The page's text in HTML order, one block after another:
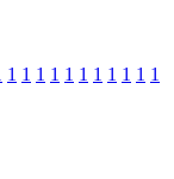
1 1 1 1 1 1 1 1 1 1 1